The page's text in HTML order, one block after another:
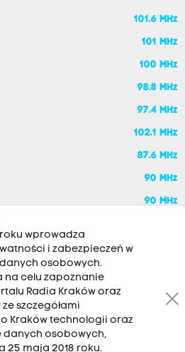
101.6 MHz
101 MHz
100 MHz
98.8 MHz
97.4 MHz
102.1 MHz
87.6 MHz
90 MHz
90 MHz
Słowackiego 22, 30-007
wprowadza
i zabezpieczeń w
osobowych.
na celu zapoznanie
Radia Kraków oraz
szczegółami
Kraków technologii oraz
danych osobowych,
maja 2018 roku.